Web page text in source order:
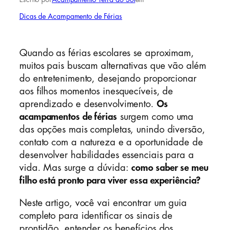
Dicas de Acampamento de Férias
Quando as férias escolares se aproximam,
muitos pais buscam alternativas que vão além
do entretenimento, desejando proporcionar
aos filhos momentos inesquecíveis, de
aprendizado e desenvolvimento. Os
acampamentos de férias surgem como uma
das opções mais completas, unindo diversão,
contato com a natureza e a oportunidade de
desenvolver habilidades essenciais para a
vida. Mas surge a dúvida:como saber se meu
filho está pronto para viver essa experiência?
Neste artigo, você vai encontrar um guia
completo para identificar os sinais de